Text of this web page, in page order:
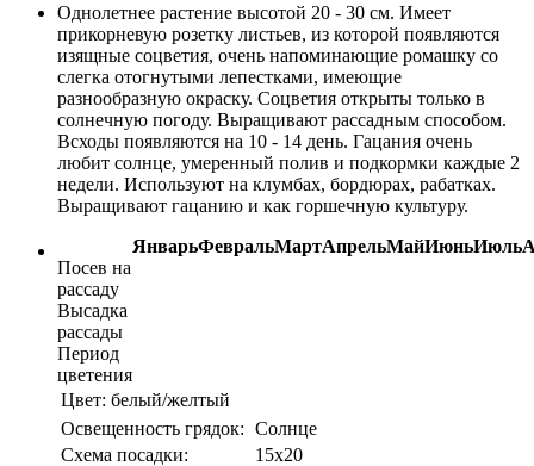
Однолетнее растение высотой 20 - 30 см. Имеет
прикорневую розетку листьев, из которой появляются
изящные соцветия, очень напоминающие ромашку со
слегка отогнутыми лепестками, имеющие
разнообразную окраску. Соцветия открыты только в
солнечную погоду. Выращивают рассадным способом.
Всходы появляются на 10 - 14 день. Гацания очень
любит солнце, умеренный полив и подкормки каждые 2
недели. Используют на клумбах, бордюрах, рабатках.
Выращивают гацанию и как горшечную культуру.
ЯнварьФевральМартАпрельМайИюньИюль
Посев на
рассаду
Высадка
рассады
Период
цветения
Цвет: белый/желтый
Освещенность грядок: Солнце
Схема посадки:
15х20